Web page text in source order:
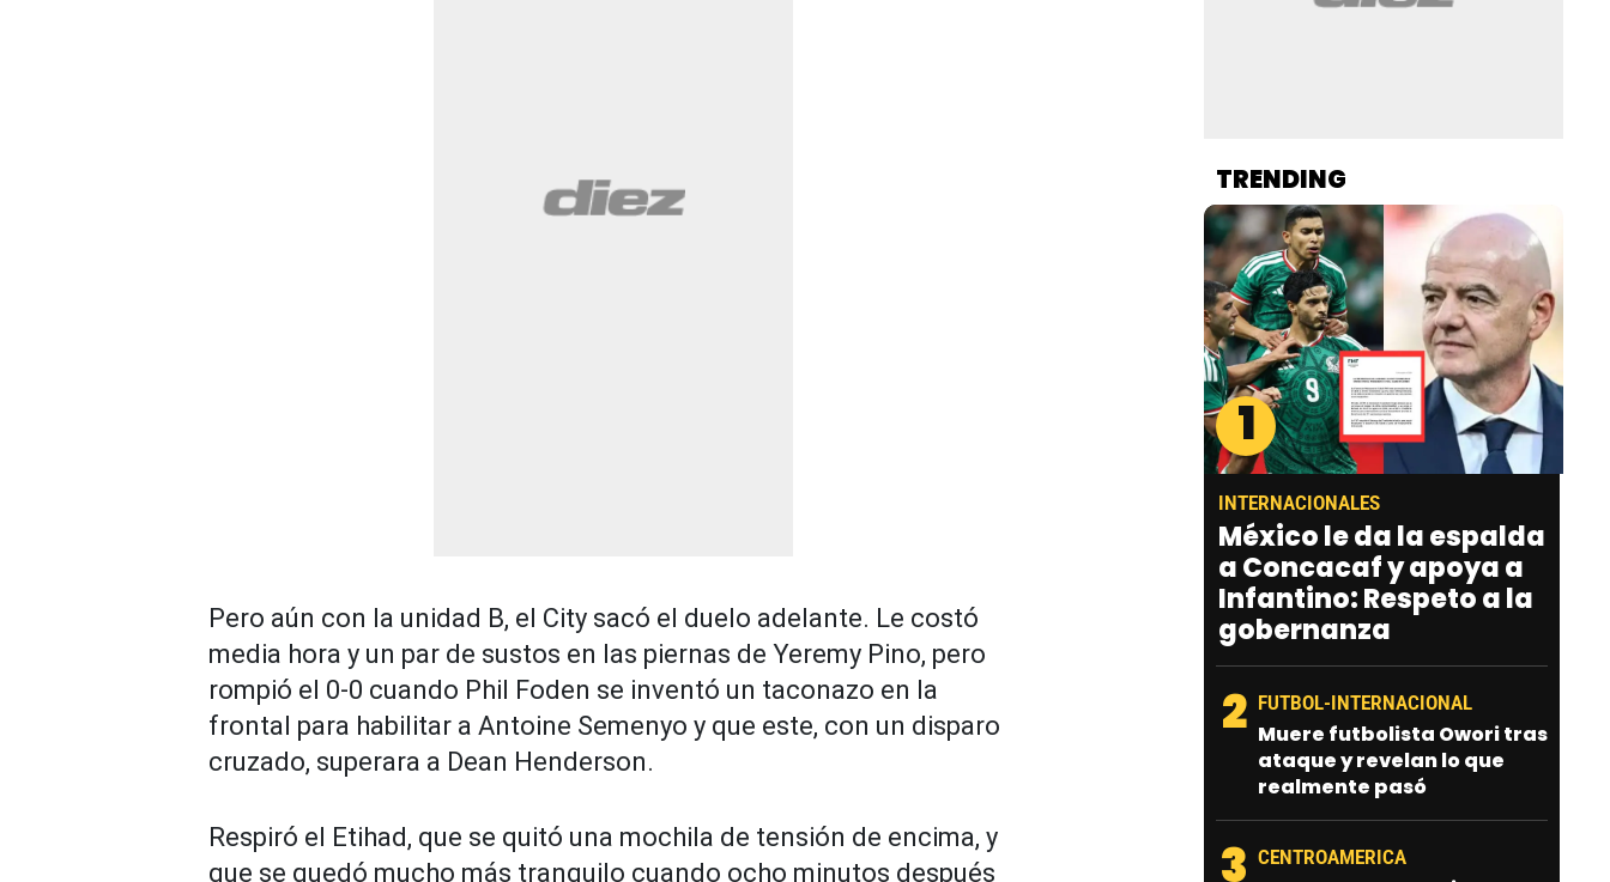
Pero aún con la unidad B, el City sacó el duelo adelante. Le costó
media hora y un par de sustos en las piernas de Yeremy Pino, pero
rompió el 0-0 cuando Phil Foden se inventó un taconazo en la
frontal para habilitar a Antoine Semenyo y que este, con un disparo
cruzado, superara a Dean Henderson.
Respiró el Etihad, que se quitó una mochila de tensión de encima, y
que se quedó mucho más tranquilo cuando ocho minutos después
TRENDING
1
INTERNACIONALES
México le da la espalda
a Concacaf y apoya a
Infantino: Respeto a la
gobernanza
2 FUTBOL-INTERNACIONAL
Muere futbolista Owori tras
ataque y revelan lo que
realmente pasó
3 CENTROAMERICA